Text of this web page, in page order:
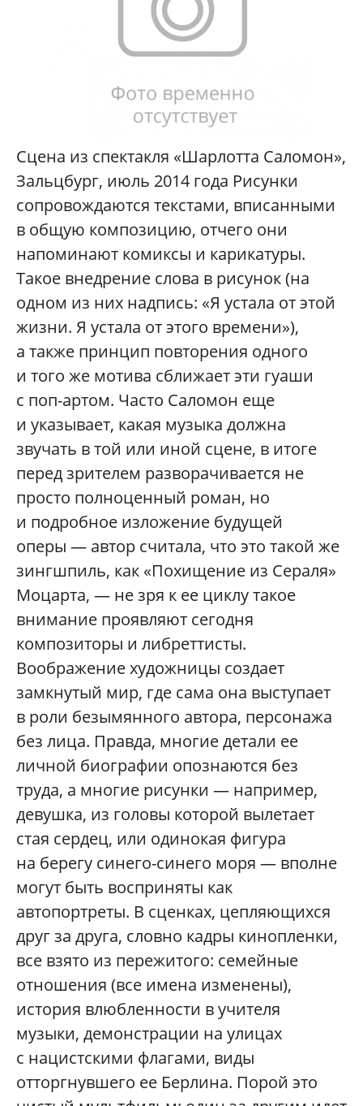
Сцена из спектакля «Шарлотта Саломон»,
Зальцбург, июль 2014 года Рисунки
сопровождаются текстами, вписанными
в общую композицию, отчего они
напоминают комиксы и карикатуры.
Такое внедрение слова в рисунок (на
одном из них надпись: «Я устала от этой
жизни. Я устала от этого времени»),
а также принцип повторения одного
и того же мотива сближает эти гуаши
с поп-артом. Часто Саломон еще
и указывает, какая музыка должна
звучать в той или иной сцене, в итоге
перед зрителем разворачивается не
просто полноценный роман, но
и подробное изложение будущей
оперы — автор считала, что это такой же
зингшпиль, как «Похищение из Сераля»
Моцарта, — не зря к ее циклу такое
внимание проявляют сегодня
композиторы и либреттисты.
Воображение художницы создает
замкнутый мир, где сама она выступает
в роли безымянного автора, персонажа
без лица. Правда, многие детали ее
личной биографии опознаются без
труда, а многие рисунки — например,
девушка, из головы которой вылетает
стая сердец, или одинокая фигура
на берегу синего-синего моря — вполне
могут быть восприняты как
автопортреты. В сценках, цепляющихся
друг за друга, словно кадры кинопленки,
все взято из пережитого: семейные
отношения (все имена изменены),
история влюбленности в учителя
музыки, демонстрации на улицах
с нацистскими флагами, виды
отторгнувшего ее Берлина. Порой это